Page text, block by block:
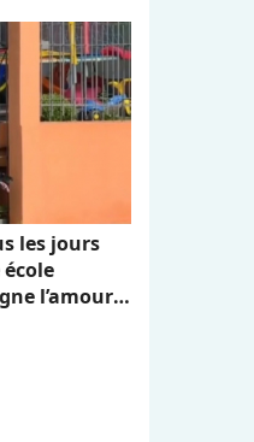
les jours
l’amour